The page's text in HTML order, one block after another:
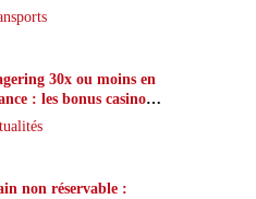
?
30x ou moins en
: les bonus casino
peu de joueurs
non réservable :